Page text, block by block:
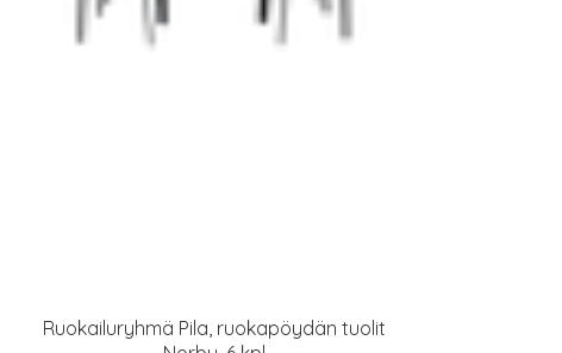
Ruokailuryhmä Pila, ruokapöydän tuolit